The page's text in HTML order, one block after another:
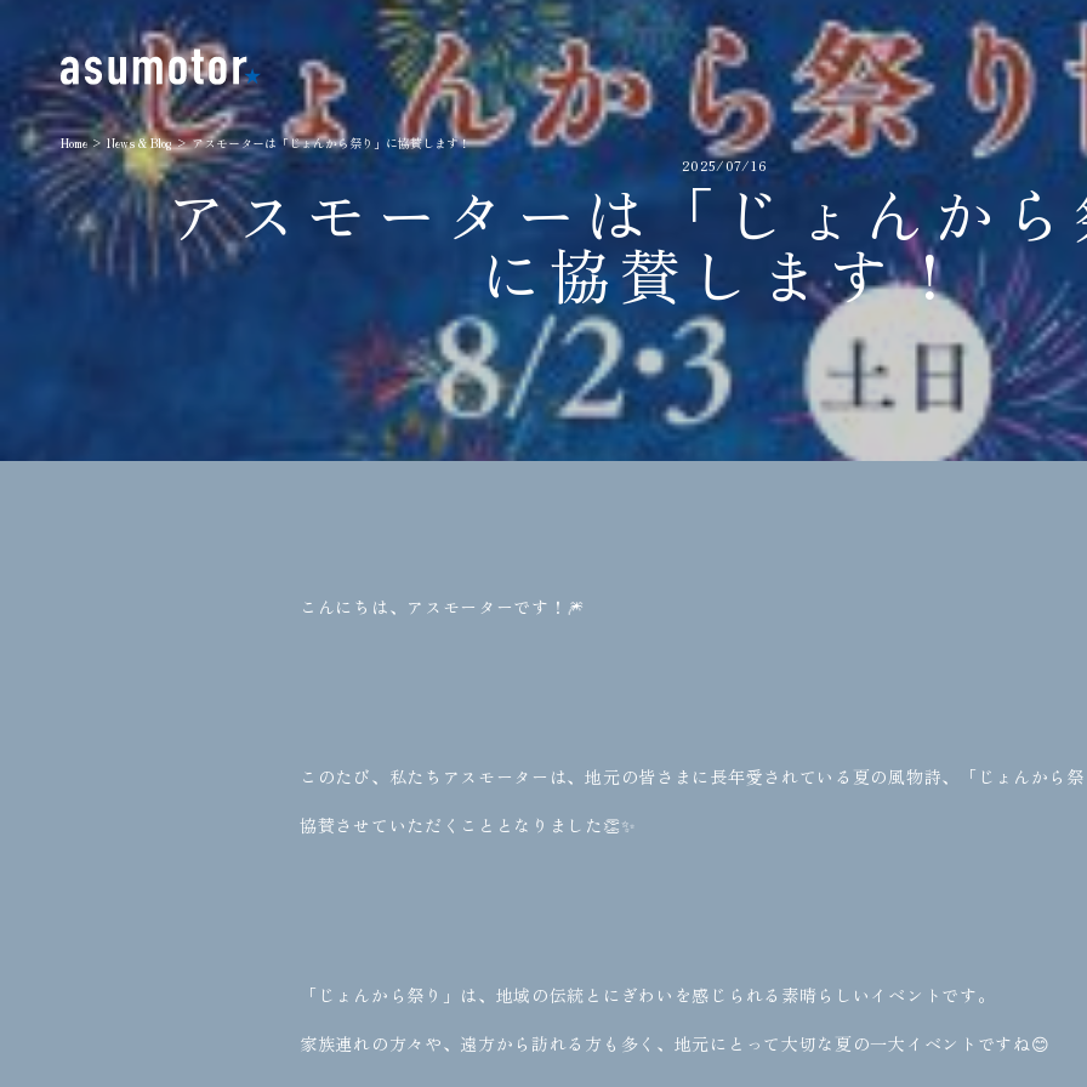
Home> News & Blog> アスモーターは「じょんから祭り」に協賛します！
2025/07/16
アスモーターは「じょんか
に協賛します！
こんにちは、アスモーターです！🎆
このたび、私たちアスモーターは、地元の皆さまに長年愛されている夏の風物詩、「じょんから
協賛させていただくこととなりました👏✨
「じょんから祭り」は、地域の伝統とにぎわいを感じられる素晴らしいイベントです。
家族連れの方々や、遠方から訪れる方も多く、地元にとって大切な夏の一大イベントですね😊